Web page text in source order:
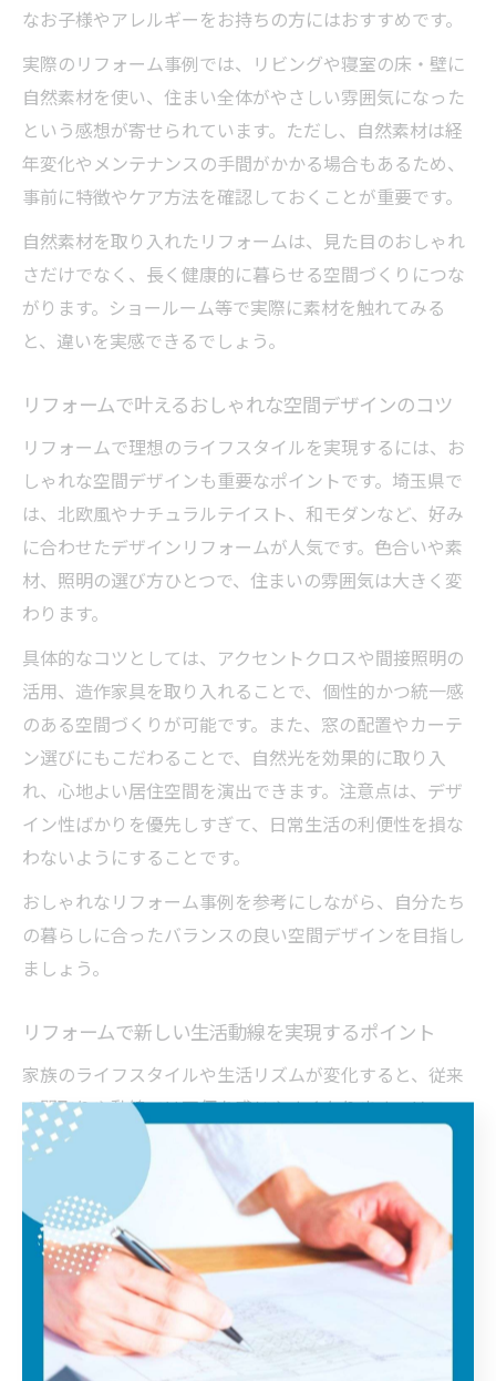
なお子様やアレルギーをお持ちの方にはおすすめです。
実際のリフォーム事例では、リビングや寝室の床・壁に
自然素材を使い、住まい全体がやさしい雰囲気になった
という感想が寄せられています。ただし、自然素材は経
年変化やメンテナンスの手間がかかる場合もあるため、
事前に特徴やケア方法を確認しておくことが重要です。
自然素材を取り入れたリフォームは、見た目のおしゃれ
さだけでなく、長く健康的に暮らせる空間づくりにつな
がります。ショールーム等で実際に素材を触れてみる
と、違いを実感できるでしょう。
リフォームで叶えるおしゃれな空間デザインのコツ
リフォームで理想のライフスタイルを実現するには、お
しゃれな空間デザインも重要なポイントです。埼玉県で
は、北欧風やナチュラルテイスト、和モダンなど、好み
に合わせたデザインリフォームが人気です。色合いや素
材、照明の選び方ひとつで、住まいの雰囲気は大きく変
わります。
具体的なコツとしては、アクセントクロスや間接照明の
活用、造作家具を取り入れることで、個性的かつ統一感
のある空間づくりが可能です。また、窓の配置やカーテ
ン選びにもこだわることで、自然光を効果的に取り入
れ、心地よい居住空間を演出できます。注意点は、デザ
イン性ばかりを優先しすぎて、日常生活の利便性を損な
わないようにすることです。
おしゃれなリフォーム事例を参考にしながら、自分たち
の暮らしに合ったバランスの良い空間デザインを目指し
ましょう。
リフォームで新しい生活動線を実現するポイント
家族のライフスタイルや生活リズムが変化すると、従来
の間取りや動線では不便を感じやすくなります。リフォ
ームでは、「生活動線」の見直しが快適な住まいづくり
のポイントです。特に埼玉県の住宅は、敷地や建物の形
状がさまざまなので、柔軟な発想が求められます。
例えば、玄関からリビング、キッチン、洗面所への移動
をスムーズにつなげる動線設計や、子どもの成長や在宅
ワークに対応した多目的スペースの新設が効果的です。
失敗例として、動線を軽視した結果、家事や家族の移動